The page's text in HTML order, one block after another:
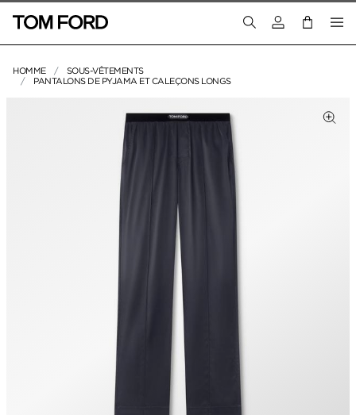
Connectez-
HOMME
SOUS-VÊTEMENTS
PANTALONS DE PYJAMA ET CALEÇONS LONGS
IMAGES DU PRODUIT